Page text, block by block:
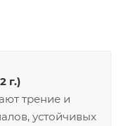
г.)
трение и
устойчивых